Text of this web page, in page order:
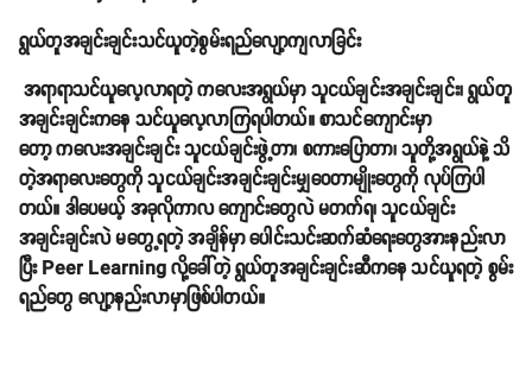
ရွယ်တူအချင်းချင်းသင်ယူတဲ့စွမ်းရည်လျော့ကျလာခြင်း
အရာရာသင်ယူလေ့လာရတဲ့ ကလေးအရွယ်မှာ သူငယ်ချင်းအချင်းချင်း၊ ရွယ်တူ
အချင်းချင်းကနေ သင်ယူလေ့လာကြရပါတယ်။ စာသင်ကျောင်းမှာ
တော့ ကလေးအချင်းချင်း သူငယ်ချင်းဖွဲ့တာ၊ စကားပြောတာ၊ သူတို့အရွယ်နဲ့ သိ
တဲ့အရာလေးတွေကို သူငယ်ချင်းအချင်းချင်းမျှဝေတာမျိုးတွေကို လုပ်ကြပါ
တယ်။ ဒါပေမယ့် အခုလိုကာလ ကျောင်းတွေလဲ မတက်ရ၊ သူငယ်ချင်း
အချင်းချင်းလဲ မတွေ့ရတဲ့ အချိန်မှာ ပေါင်းသင်းဆက်ဆံရေးတွေအားနည်းလာ
ပြီး Peer Learning လို့ခေါ်တဲ့ ရွယ်တူအချင်းချင်းဆီကနေ သင်ယူရတဲ့ စွမ်း
ရည်တွေ လျော့နည်းလာမှာဖြစ်ပါတယ်။